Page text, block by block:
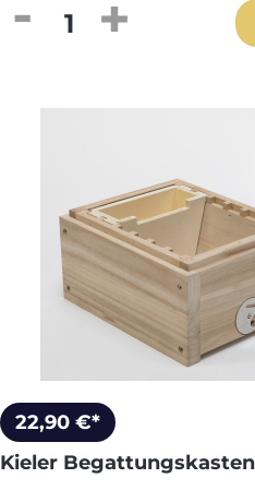
Produkt Anzahl: Gib
22,90 €*
Kieler